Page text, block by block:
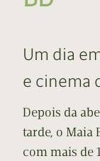
Um dia
e cinema
Depois da
tarde, o Maia
com mais de